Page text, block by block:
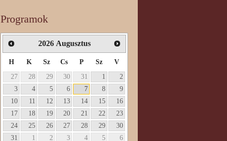
Programok
2026 Augusztus
H K Sz Cs P Sz
V
27
28 29 30 31 1
2
3
4 5 6 7 8
9
10
11 12 13 14 15
16
17
18 19 20 21 22
23
24
25 26 27 28 29
30
31
1 2 3 4 5 6